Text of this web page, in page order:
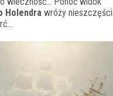
Holendra wróży